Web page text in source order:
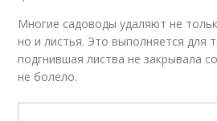
Многие садоводы удаляют не
но и листья. Это выполняется для
подгнившая листва не закрывала
не болело.